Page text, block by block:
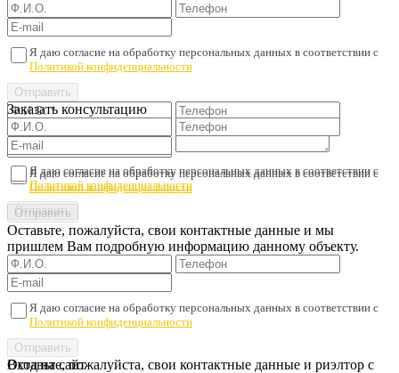
Я даю согласие на обработку персональных данных в соответствии с
Политикой конфиденциальности
Заказать консультацию
Я даю согласие на обработку персональных данных в соответствии с
Политикой конфиденциальности
Я даю согласие на обработку персональных данных в соответствии с
Политикой конфиденциальности
Оставьте, пожалуйста, свои контактные данные и мы
пришлем Вам подробную информацию данному объекту.
Я даю согласие на обработку персональных данных в соответствии с
Политикой конфиденциальности
Оставьте, пожалуйста, свои контактные данные и риэлтор с
Вход на сайт